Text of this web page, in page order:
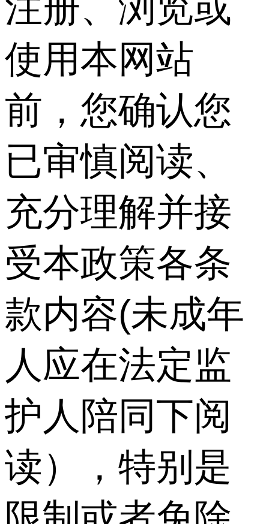
使用本网站
前，您确认您
已审慎阅读、
充分理解并接
受本政策各条
款内容(未成年
人应在法定监
护人陪同下阅
读），特别是